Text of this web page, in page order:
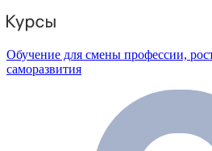
Обучение для смены профессии,
саморазвития